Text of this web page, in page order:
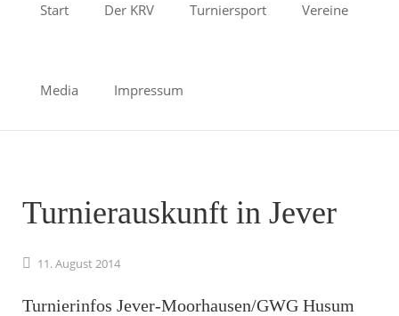
Start Der KRV Turniersport Vereine
Media Impressum
Turnierauskunft in Jever
11.August2014
Turnierinfos Jever-Moorhausen/GWG Husum